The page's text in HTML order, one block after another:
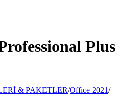
Plus
& PAKETLER/Office 2021/